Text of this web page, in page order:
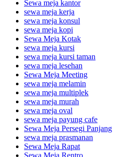
Sewa meja kantor
sewa meja kerja
sewa meja konsul
sewa meja kopi
Sewa Meja Kotak
sewa meja kursi
sewa meja kursi taman
sewa meja lesehan
Sewa Meja Meeting
sewa meja melamin
sewa meja multiplek
sewa meja murah
sewa meja oval
sewa meja payung cafe
Sewa Meja Persegi Panjang
sewa meja prasmanan
Sewa Meja Rapat